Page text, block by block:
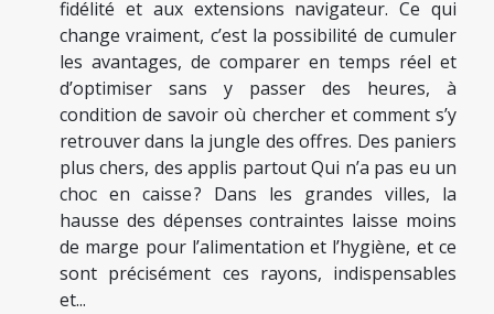
fidélité et aux extensions navigateur. Ce qui
change vraiment, c’est la possibilité de cumuler
les avantages, de comparer en temps réel et
d’optimiser sans y passer des heures, à
condition de savoir où chercher et comment s’y
retrouver dans la jungle des offres. Des paniers
plus chers, des applis partout Qui n’a pas eu un
choc en caisse ? Dans les grandes villes, la
hausse des dépenses contraintes laisse moins
de marge pour l’alimentation et l’hygiène, et ce
sont précisément ces rayons, indispensables
et...